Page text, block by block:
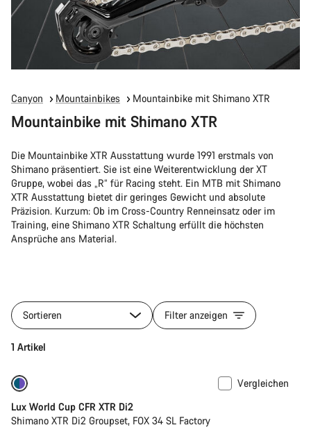
Canyon Mountainbikes Mountainbike mit Shimano XTR
Mountainbike mit Shimano XTR
Die Mountainbike XTR Ausstattung wurde 1991 erstmals von
Shimano präsentiert. Sie ist eine Weiterentwicklung der XT
Gruppe, wobei das „R“ für Racing steht. Ein MTB mit Shimano
XTR Ausstattung bietet dir geringes Gewicht und absolute
Präzision. Kurzum: Ob im Cross-Country Renneinsatz oder im
Training, eine Shimano XTR Schaltung erfüllt die höchsten
Ansprüche ans Material.
Sortieren Filter anzeigen
1 Artikel
Vergleichen
Lux World Cup CFR XTR Di2
Shimano XTR Di2 Groupset, FOX 34 SL Factory